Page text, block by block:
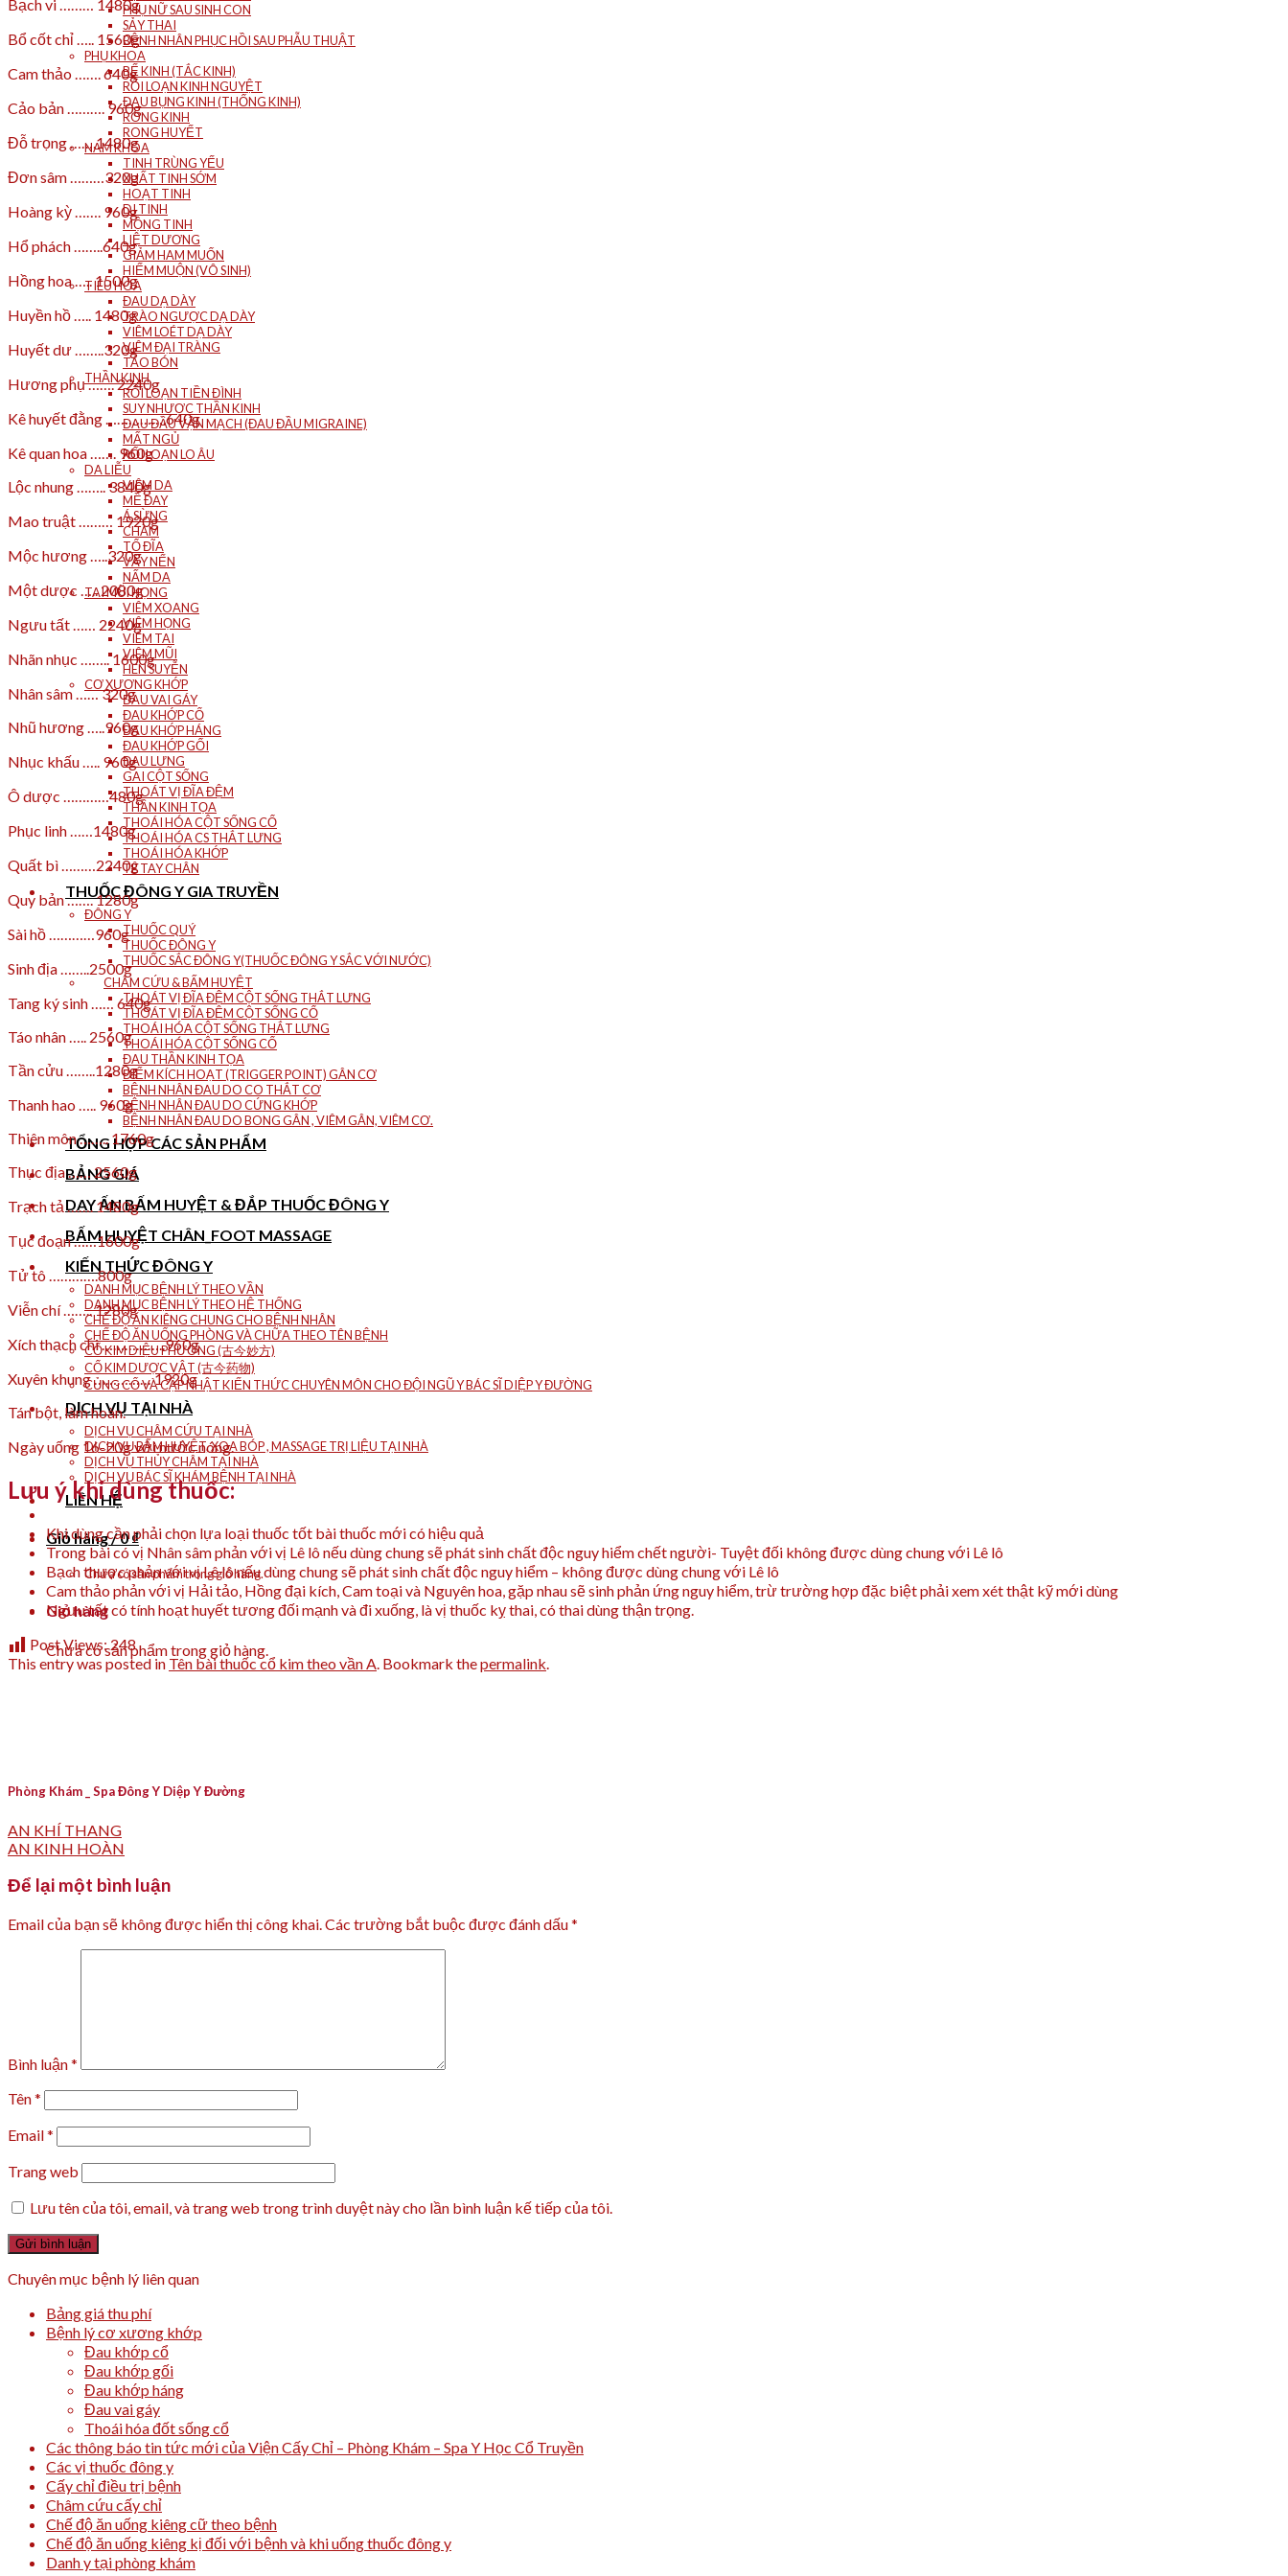
PHỤ NỮ SAU SINH CON
SẢY THAI
BỆNH NHÂN PHỤC HỒI SAU PHẪU THUẬT
PHỤ KHOA
BẾ KINH (TẮC KINH)
RỐI LOẠN KINH NGUYỆT
ĐAU BỤNG KINH (THỐNG KINH)
RONG KINH
RONG HUYẾT
NAM KHOA
TINH TRÙNG YẾU
XUẤT TINH SỚM
HOẠT TINH
DI TINH
MỘNG TINH
LIỆT DƯƠNG
GIẢM HAM MUỐN
HIẾM MUỘN (VÔ SINH)
TIÊU HÓA
ĐAU DẠ DÀY
TRÀO NGƯỢC DẠ DÀY
VIÊM LOÉT DẠ DÀY
VIÊM ĐẠI TRÀNG
TÁO BÓN
THẦN KINH
RỐI LOẠN TIỀN ĐÌNH
SUY NHƯỢC THẦN KINH
ĐAU ĐẦU VẬN MẠCH (ĐAU ĐẦU MIGRAINE)
MẤT NGỦ
RỐI LOẠN LO ÂU
DA LIỄU
VIÊM DA
MỀ ĐAY
Á SỪNG
CHÀM
TỔ ĐĨA
VẨY NẾN
NẤM DA
TAI MŨI HỌNG
VIÊM XOANG
VIÊM HỌNG
VIÊM TAI
VIÊM MŨI
HEN SUYỄN
CƠ XƯƠNG KHỚP
ĐAU VAI GÁY
ĐAU KHỚP CỔ
ĐAU KHỚP HÁNG
ĐAU KHỚP GỐI
ĐAU LƯNG
GAI CỘT SỐNG
THOÁT VỊ ĐĨA ĐỆM
THẦN KINH TỌA
THOÁI HÓA CỘT SỐNG CỔ
THOÁI HÓA CS THẮT LƯNG
THOÁI HÓA KHỚP
TÊ TAY CHÂN
THUỐC ĐÔNG Y GIA TRUYỀN
ĐÔNG Y
THUỐC QUÝ
THUỐC ĐÔNG Y
THUỐC SẮC ĐÔNG Y(THUỐC ĐÔNG Y SẮC VỚI NƯỚC)
CHÂM CỨU & BẤM HUYỆT
THOÁT VỊ ĐĨA ĐỆM CỘT SỐNG THẮT LƯNG
THOÁT VỊ ĐĨA ĐỆM CỘT SỐNG CỔ
THOÁI HÓA CỘT SỐNG THẮT LƯNG
THOÁI HÓA CỘT SỐNG CỔ
ĐAU THẦN KINH TỌA
ĐIỂM KÍCH HOẠT (TRIGGER POINT) GÂN CƠ
BỆNH NHÂN ĐAU DO CO THẮT CƠ
BỆNH NHÂN ĐAU DO CỨNG KHỚP
BỆNH NHÂN ĐAU DO BONG GÂN , VIÊM GÂN, VIÊM CƠ.
TỔNG HỢP CÁC SẢN PHẨM
BẢNG GIÁ
DAY ẤN BẤM HUYỆT & ĐẮP THUỐC ĐÔNG Y
BẤM HUYỆT CHÂN_FOOT MASSAGE
KIẾN THỨC ĐÔNG Y
DANH MỤC BỆNH LÝ THEO VẦN
DANH MỤC BỆNH LÝ THEO HỆ THỐNG
CHẾ ĐỘ ĂN KIÊNG CHUNG CHO BỆNH NHÂN
CHẾ ĐỘ ĂN UỐNG PHÒNG VÀ CHỮA THEO TÊN BỆNH
CỔ KIM DIỆU PHƯƠNG (古今妙方)
CỔ KIM DƯỢC VẬT (古今药物)
CỦNG CỐ VÀ CẬP NHẬT KIẾN THỨC CHUYÊN MÔN CHO ĐỘI NGŨ Y BÁC SĨ DIỆP Y ĐƯỜNG
DỊCH VỤ TẠI NHÀ
DỊCH VỤ CHÂM CỨU TẠI NHÀ
DỊCH VỤ BẤM HUYỆT, XOA BÓP , MASSAGE TRỊ LIỆU TẠI NHÀ
DỊCH VỤ THỦY CHÂM TẠI NHÀ
DỊCH VỤ BÁC SĨ KHÁM BỆNH TẠI NHÀ
LIÊN HỆ
Giỏ hàng /0₫
Chưa có sản phẩm trong giỏ hàng.
Giỏ hàng
Chưa có sản phẩm trong giỏ hàng.
Bạch vi ……… 1480g
Bổ cốt chỉ ….. 1560g
Cam thảo ……. 640g
Cảo bản ………. 960g
Đỗ trọng …….1480g
Đơn sâm ………320g
Hoàng kỳ ……. 960g
Hổ phách ……..640g
Hồng hoa ….. 1500g
Huyền hồ ….. 1480g
Huyết dư ……..320g
Hương phụ ……. 2240g
Kê huyết đằng …………….640g
Kê quan hoa ……. 960g
Lộc nhung …….. 3840g
Mao truật ……… 1920g
Mộc hương …..320g
Một dược ….. 2080g
Ngưu tất …… 2240g
Nhãn nhục …….. 1600g
Nhân sâm …… 320g
Nhũ hương …..960g
Nhục khấu ….. 960g
Ô dược …………480g
Phục linh ……1480g
Quất bì ………2240g
Quy bản ……. 1280g
Sài hồ …………960g
Sinh địa ……..2500g
Tang ký sinh …… 640g
Táo nhân ….. 2560g
Tần cửu ……..1280g
Thanh hao ….. 960g
Thiên môn …….. 1760g
Thục địa …… 2560g
Trạch tả ……. 1480g
Tục đoạn ……1600g
Tử tô ………….800g
Viễn chí …….. 1280g
Xích thạch chi ……………..960g
Xuyên khung …………… 1920g
Tán bột, làm hoàn.
Ngày uống 16-20g với nước nóng.
Lưu ý khi dùng thuốc:
Khi dùng cần phải chọn lựa loại thuốc tốt bài thuốc mới có hiệu quả
Trong bài có vị Nhân sâm phản với vị Lê lô nếu dùng chung sẽ phát sinh chất độc nguy hiểm chết người- Tuyệt đối không được dùng chung với Lê lô
Bạch thược phản với vị Lê lô nếu dùng chung sẽ phát sinh chất độc nguy hiểm – không được dùng chung với Lê lô
Cam thảo phản với vị Hải tảo, Hồng đại kích, Cam toại và Nguyên hoa, gặp nhau sẽ sinh phản ứng nguy hiểm, trừ trường hợp đặc biệt phải xem xét thật kỹ mới dùng
Ngưu tất có tính hoạt huyết tương đối mạnh và đi xuống, là vị thuốc kỵ thai, có thai dùng thận trọng.
Post Views: 248
This entry was posted in Tên bài thuốc cổ kim theo vần A. Bookmark thepermalink.
Phòng Khám _ Spa Đông Y Diệp Y Đường
AN KHÍ THANG
AN KINH HOÀN
Để lại một bình luận
Email của bạn sẽ không được hiển thị công khai.Các trường bắt buộc được đánh dấu*
Bình luận*
Tên*
Email*
Trang web
Lưu tên của tôi, email, và trang web trong trình duyệt này cho lần bình luận kế tiếp của tôi.
Chuyên mục bệnh lý liên quan
Bảng giá thu phí
Bệnh lý cơ xương khớp
Đau khớp cổ
Đau khớp gối
Đau khớp háng
Đau vai gáy
Thoái hóa đốt sống cổ
Các thông báo tin tức mới của Viện Cấy Chỉ – Phòng Khám – Spa Y Học Cổ Truyền
Các vị thuốc đông y
Cấy chỉ điều trị bệnh
Châm cứu cấy chỉ
Chế độ ăn uống kiêng cữ theo bệnh
Chế độ ăn uống kiêng kị đối với bệnh và khi uống thuốc đông y
Danh y tại phòng khám